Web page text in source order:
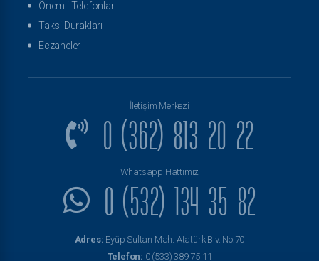
Önemli Telefonlar
Taksi Durakları
Eczaneler
İletişim Merkezi
0 (362) 813 20 22
Whatsapp Hattımız
0 (532) 134 35 82
Adres: Eyüp Sultan Mah. Atatürk Blv. No:70
Telefon: 0 (533) 389 75 11